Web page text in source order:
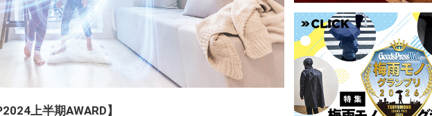
上半期AWARD】